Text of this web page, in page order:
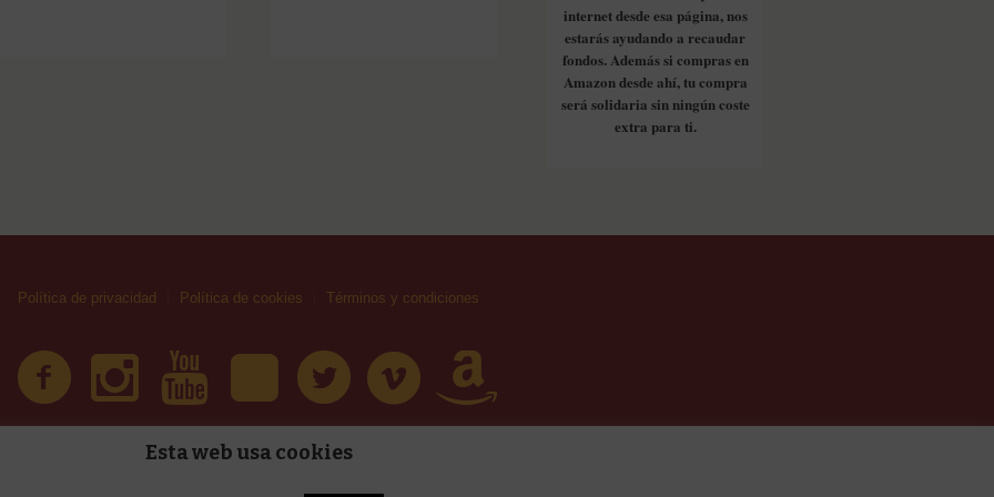
internet desde esa página, nos
estarás ayudando a recaudar
fondos. Además si compras en
Amazon desde ahí, tu compra
será solidaria sin ningún coste
extra para ti.
Política de privacidad Política de cookies Términos y condiciones
Esta web usa cookies